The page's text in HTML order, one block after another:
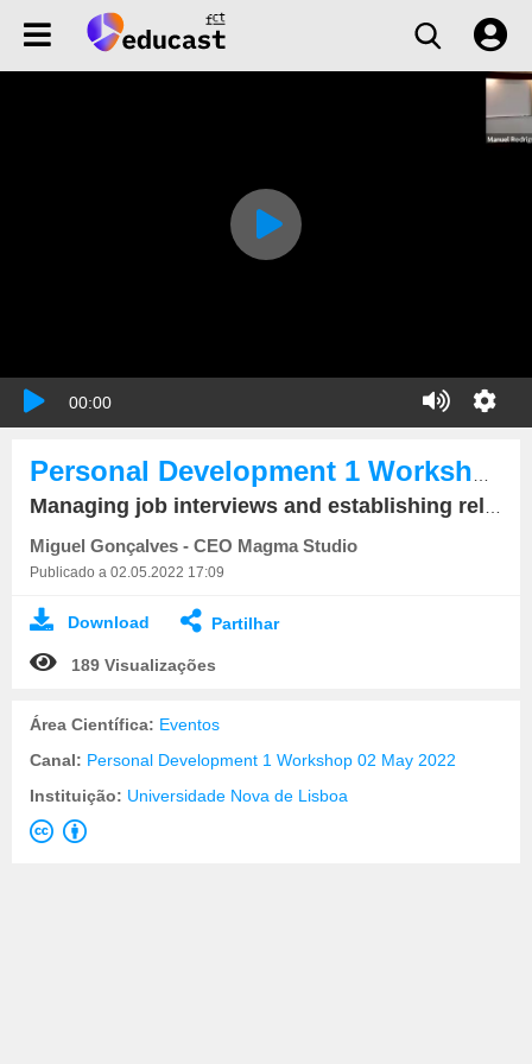
00:00
Managing job interviews and establishing relationships with big corporate companies
Miguel Gonçalves - CEO Magma Studio
Publicado a 02.05.2022 17:09
Download Partilhar
189 Visualizações
Área Científica: Eventos
Canal: Personal Development 1 Workshop 02 May 2022
Instituição: Universidade Nova de Lisboa